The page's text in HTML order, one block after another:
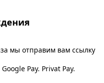
мы отправим вам ссылку
Pay. Privat Pay.